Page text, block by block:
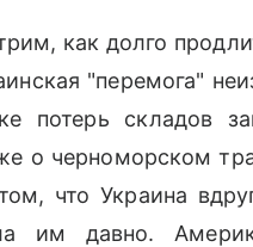
как долго
"перемога"
потерь складов
о черноморском
что Украина
им давно.